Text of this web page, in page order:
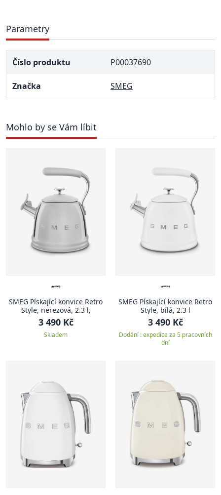
Parametry
Číslo produktu P00037690
Značka SMEG
Mohlo by se Vám líbit
SMEG Pískající konvice Retro
Style, nerezová, 2.3 l,
3 490 Kč
Skladem
SMEG Pískající konvice Retro
Style, bílá, 2.3 l
3 490 Kč
Dodání : expedice za 5 pracovních
dní